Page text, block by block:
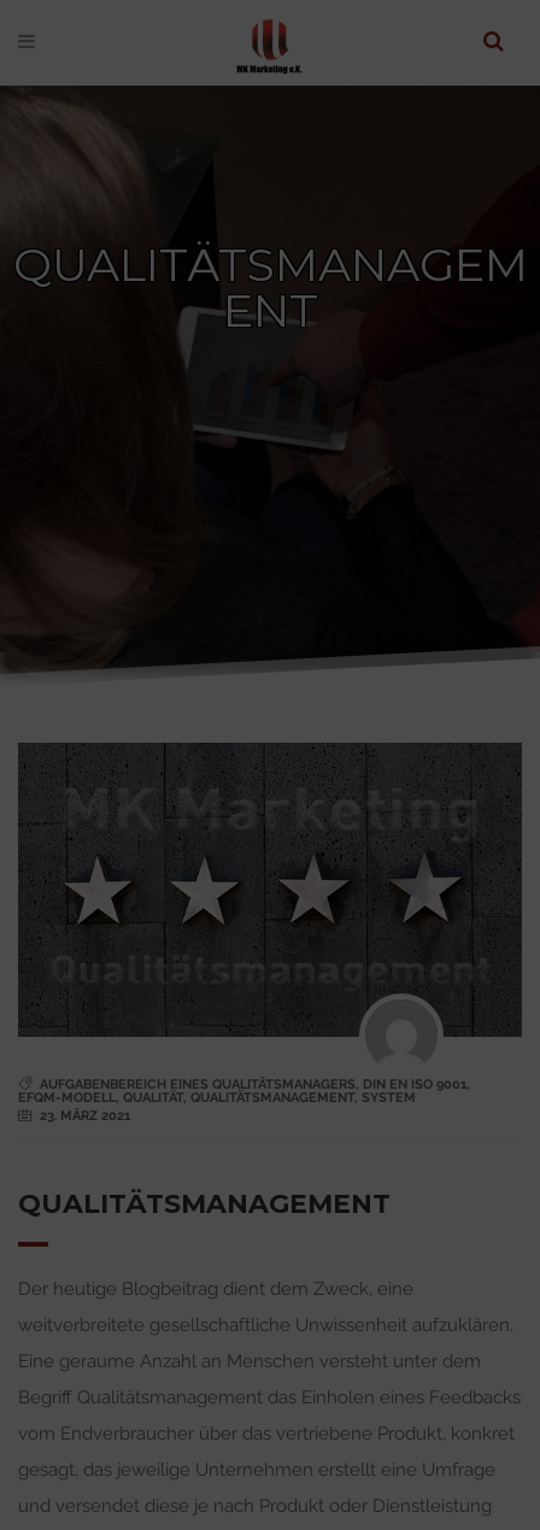
QUALITÄTSMANAGEM
ENT
AUFGABENBEREICH EINES QUALITÄTSMANAGERS, DIN EN ISO 9001,
EFQM-MODELL, QUALITÄT, QUALITÄTSMANAGEMENT, SYSTEM
23. MÄRZ 2021
QUALITÄTSMANAGEMENT
Der heutige Blogbeitrag dient dem Zweck, eine
weitverbreitete gesellschaftliche Unwissenheit aufzuklären.
Eine geraume Anzahl an Menschen versteht unter dem
Begriff Qualitätsmanagement das Einholen eines Feedbacks
vom Endverbraucher über das vertriebene Produkt, konkret
gesagt, das jeweilige Unternehmen erstellt eine Umfrage
und versendet diese je nach Produkt oder Dienstleistung